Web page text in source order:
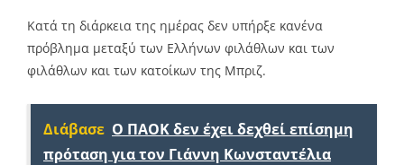
Κατά τη διάρκεια της ημέρας δεν υπήρξε κανένα
πρόβλημα μεταξύ των Ελλήνων φιλάθλων και των
φιλάθλων και των κατοίκων της Μπριζ.
Διάβασε Ο ΠΑΟΚ δεν έχει δεχθεί επίσημη
πρόταση για τον Γιάννη Κωνσταντέλια